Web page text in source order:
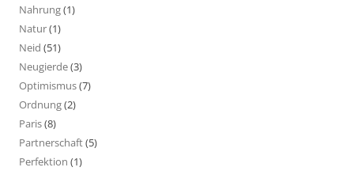
Nahrung(1)
Natur(1)
Neid (51)
Neugierde(3)
Optimismus(7)
Ordnung(2)
Paris(8)
Partnerschaft(5)
Perfektion (1)